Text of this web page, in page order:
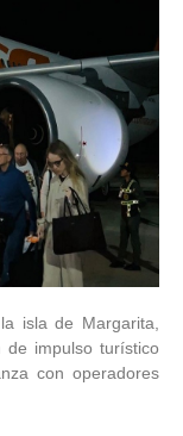
isla de Margarita,
de impulso turístico
con operadores